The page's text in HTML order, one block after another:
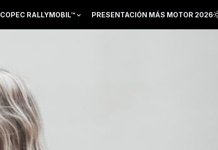
COPEC RALLYMOBIL™ PRESENTACIÓN MÁS MOTOR 2026